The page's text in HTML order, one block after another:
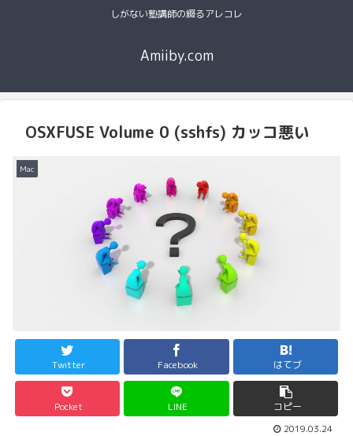
しがない塾講師の綴るアレコレ
Amiiby.com
OSXFUSE Volume 0 (sshfs) カッコ悪い
Mac
Twitter Facebook はてブ
Pocket LINE コピー
2019.03.24